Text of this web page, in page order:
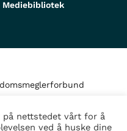
Mediebibliotek
cookies
på nettstedet vårt for å
ved å huske dine